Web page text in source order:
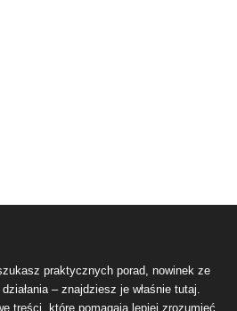
praktycznych porad, nowinek ze
– znajdziesz je właśnie tutaj.
treści, które pomagają lepiej zrozumieć